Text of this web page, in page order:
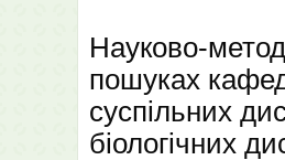
Науково-
пошуках
суспільних
біологічних